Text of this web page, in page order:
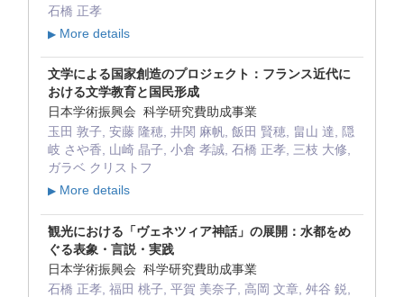
石橋 正孝
▶ More details
文学による国家創造のプロジェクト：フランス近代に
おける文学教育と国民形成
日本学術振興会 科学研究費助成事業
玉田 敦子, 安藤 隆穂, 井関 麻帆, 飯田 賢穂, 畠山 達, 隠
岐 さや香, 山崎 晶子, 小倉 孝誠, 石橋 正孝, 三枝 大修,
ガラベ クリストフ
▶ More details
観光における「ヴェネツィア神話」の展開：水都をめ
ぐる表象・言説・実践
日本学術振興会 科学研究費助成事業
石橋 正孝, 福田 桃子, 平賀 美奈子, 高岡 文章, 舛谷 鋭,